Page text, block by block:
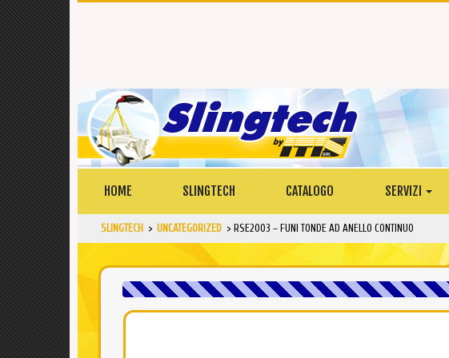
HOME SLINGTECH CATALOGO SERVIZI
SLINGTECH > UNCATEGORIZED > RSE2003 – FUNI TONDE AD ANELLO CONTINUO